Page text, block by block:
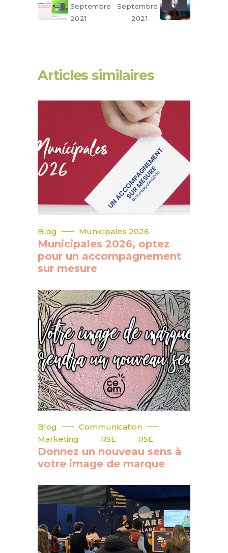
Septembre
2021
Septembre
2021
Articles similaires
Blog Municipales 2026
Municipales 2026, optez
pour un accompagnement
sur mesure
Blog
Communication
Marketing
RSE RSE
Donnez un nouveau sens à
votre image de marque